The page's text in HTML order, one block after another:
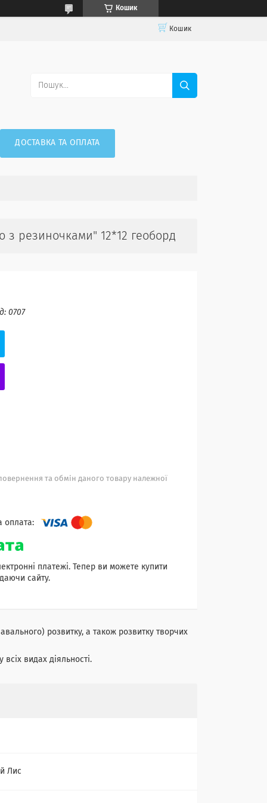
Кошик
Кошик
ДОСТАВКА ТА ОПЛАТА
резиночками" 12*12 геоборд
0707
та обмін даного товару належної
платежі. Тепер ви можете купити
сайту.
розвитку, а також розвитку творчих
видах діяльності.
Лис